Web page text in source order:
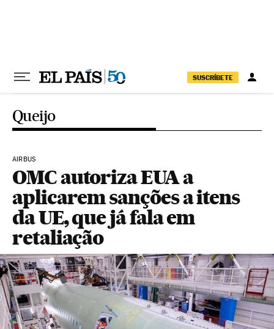
SUSCRÍBETE
Queijo
AIRBUS
OMC autoriza EUA a
aplicarem sanções a itens
da UE, que já fala em
retaliação